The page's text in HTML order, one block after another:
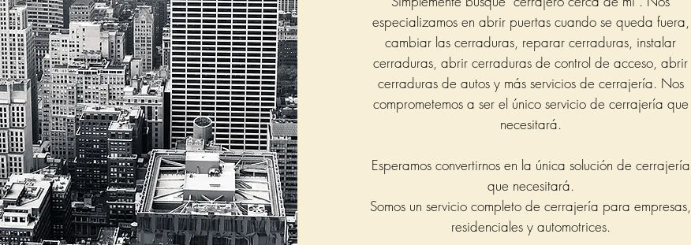
especializamos en abrir puertas cuando se queda fuera,
cambiar las cerraduras, reparar cerraduras, instalar
cerraduras, abrir cerraduras de control de acceso, abrir
cerraduras de autos y más servicios de cerrajería. Nos
comprometemos a ser el único servicio de cerrajería que
necesitará.
Esperamos convertirnos en la única solución de cerrajería
que necesitará.
Somos un servicio completo de cerrajería para empresas,
residenciales y automotrices.